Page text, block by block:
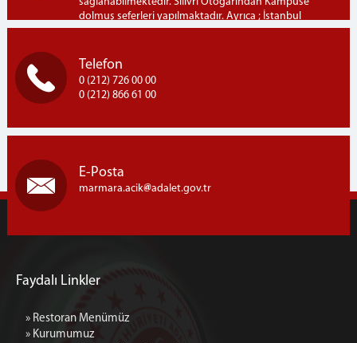
dolmuş seferleri yapılmaktadır. Ayrıca ; İstanbul
Bayrampaşa Otogarından Kampüse İETT-303B hattı ile
Marmara Ceza İnfaz Kurumları Kampusü, Semizkumlar
Mh. Silivri / İSTANBUL
Telefon
0 (212) 726 00 00
0 (212) 866 61 00
E-Posta
marmara.acik adalet.gov.tr
Faydalı Linkler
» Restoran Menümüz
» Kurumumuz